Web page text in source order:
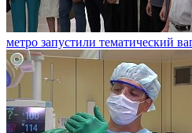
метро запустили тематический